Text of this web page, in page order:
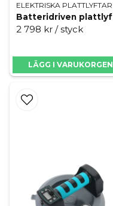
ELEKTRISKA PLATTLYFTAR
2 798 kr / styck
LÄGG I VARUKORGEN